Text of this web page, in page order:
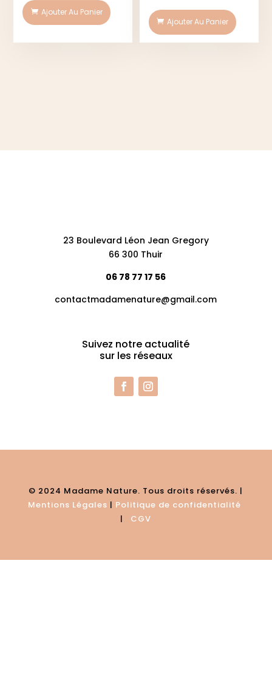
Ajouter Au Panier
Ajouter Au Panier
23 Boulevard Léon Jean Gregory
66 300 Thuir
06 78 77 17 56
contactmadamenature@gmail.com
Suivez notre actualité
sur les réseaux
© 2024 Madame Nature. Tous droits réservés. |
Mentions Légales | Politique de confidentialité
| CGV